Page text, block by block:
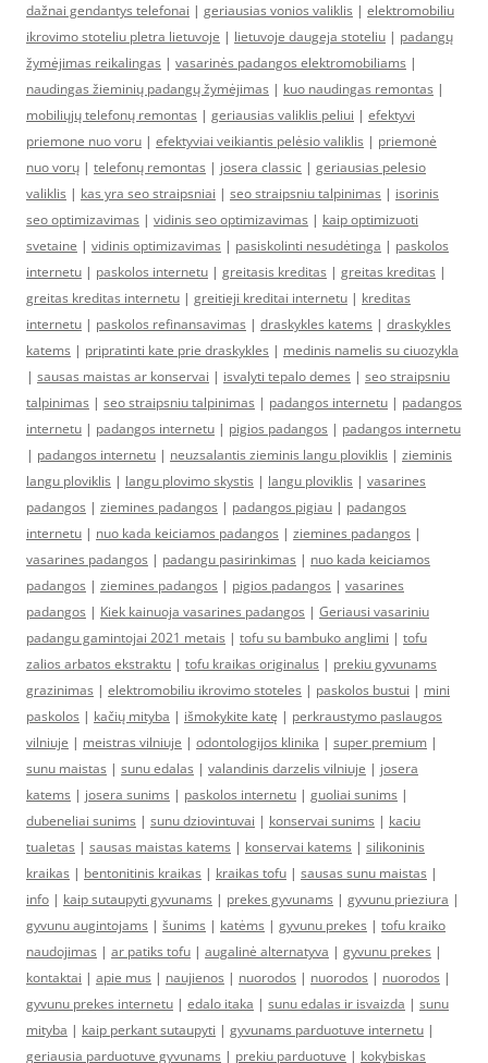
dažnai gendantys telefonai | geriausias vonios valiklis | elektromobiliu
ikrovimo stoteliu pletra lietuvoje | lietuvoje daugeja stoteliu | padangų
žymėjimas reikalingas | vasarinės padangos elektromobiliams |
naudingas žieminių padangų žymėjimas | kuo naudingas remontas |
mobiliųjų telefonų remontas | geriausias valiklis peliui | efektyvi
priemone nuo voru | efektyviai veikiantis pelėsio valiklis | priemonė
nuo vorų | telefonų remontas | josera classic | geriausias pelesio
valiklis | kas yra seo straipsniai | seo straipsniu talpinimas | isorinis
seo optimizavimas | vidinis seo optimizavimas | kaip optimizuoti
svetaine | vidinis optimizavimas | pasiskolinti nesudėtinga | paskolos
internetu | paskolos internetu | greitasis kreditas | greitas kreditas |
greitas kreditas internetu | greitieji kreditai internetu | kreditas
internetu | paskolos refinansavimas | draskykles katems | draskykles
katems | pripratinti kate prie draskykles | medinis namelis su ciuozykla
| sausas maistas ar konservai | isvalyti tepalo demes | seo straipsniu
talpinimas | seo straipsniu talpinimas | padangos internetu | padangos
internetu | padangos internetu | pigios padangos | padangos internetu
| padangos internetu | neuzsalantis zieminis langu ploviklis | zieminis
langu ploviklis | langu plovimo skystis | langu ploviklis | vasarines
padangos | ziemines padangos | padangos pigiau | padangos
internetu | nuo kada keiciamos padangos | ziemines padangos |
vasarines padangos | padangu pasirinkimas | nuo kada keiciamos
padangos | ziemines padangos | pigios padangos | vasarines
padangos | Kiek kainuoja vasarines padangos | Geriausi vasariniu
padangu gamintojai 2021 metais | tofu su bambuko anglimi | tofu
zalios arbatos ekstraktu | tofu kraikas originalus | prekiu gyvunams
grazinimas | elektromobiliu ikrovimo stoteles | paskolos bustui | mini
paskolos | kačių mityba | išmokykite katę | perkraustymo paslaugos
vilniuje | meistras vilniuje | odontologijos klinika | super premium |
sunu maistas | sunu edalas | valandinis darzelis vilniuje | josera
katems | josera sunims | paskolos internetu | guoliai sunims |
dubeneliai sunims | sunu dziovintuvai | konservai sunims | kaciu
tualetas | sausas maistas katems | konservai katems | silikoninis
kraikas | bentonitinis kraikas | kraikas tofu | sausas sunu maistas |
info | kaip sutaupyti gyvunams | prekes gyvunams | gyvunu prieziura |
gyvunu augintojams | šunims | katėms | gyvunu prekes | tofu kraiko
naudojimas | ar patiks tofu | augalinė alternatyva | gyvunu prekes |
kontaktai | apie mus | naujienos | nuorodos | nuorodos | nuorodos |
gyvunu prekes internetu | edalo itaka | sunu edalas ir isvaizda | sunu
mityba | kaip perkant sutaupyti | gyvunams parduotuve internetu |
geriausia parduotuve gyvunams | prekiu parduotuve | kokybiskas